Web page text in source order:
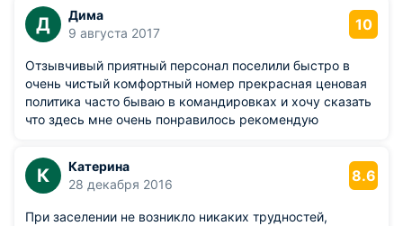
Д
Дима
9 августа 2017
10
Отзывчивый приятный персонал поселили быстро в
очень чистый комфортный номер прекрасная ценовая
политика часто бываю в командировках и хочу сказать
что здесь мне очень понравилось рекомендую
К
Катерина
28 декабря 2016
8.6
При заселении не возникло никаких трудностей,